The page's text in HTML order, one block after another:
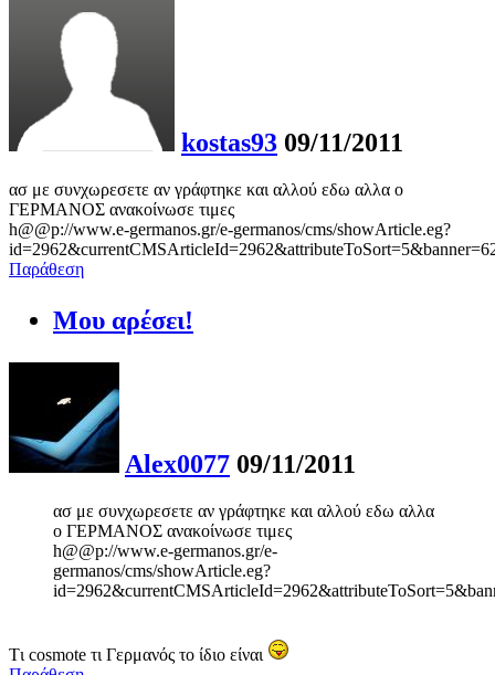
kostas93 09/11/2011
ασ με συνχωρεσετε αν γράφτηκε και αλλού εδω αλλα ο
ΓΕΡΜΑΝΟΣ ανακοίνωσε τιμες
h@@p://www.e-germanos.gr/e-germanos/cms/showArticle.eg?
Παράθεση
Μου αρέσει!
Alex0077 09/11/2011
ασ με συνχωρεσετε αν γράφτηκε και αλλού εδω αλλα
ο ΓΕΡΜΑΝΟΣ ανακοίνωσε τιμες
h@@p://www.e-germanos.gr/e-
germanos/cms/showArticle.eg?
Tι cosmote τι Γερμανός το ίδιο είναι